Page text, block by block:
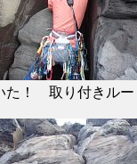
た！ 取り付きルー